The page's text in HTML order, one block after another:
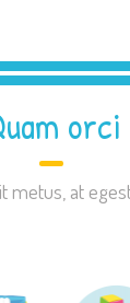
orci
metus, at